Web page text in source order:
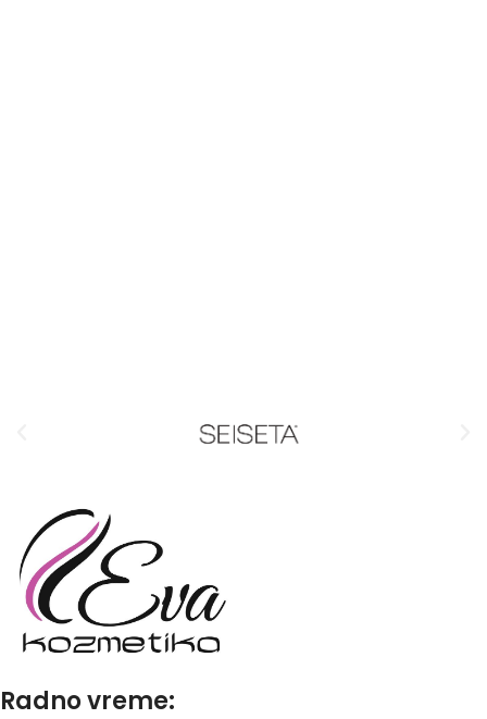
Radno vreme: